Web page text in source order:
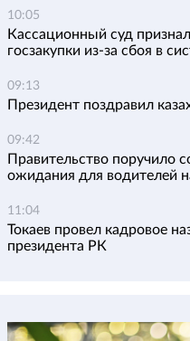
10:05
Кассационный суд
госзакупки из-за сбоя в
09:13
Президент поздравил
09:42
Правительство поручило
ожидания для водителей
11:04
Токаев провел кадровое
президента РК